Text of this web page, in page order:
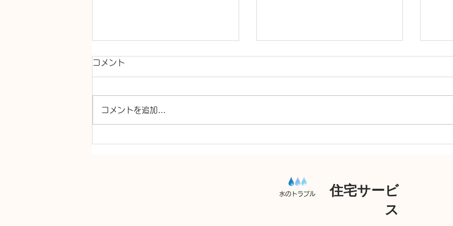
井戸交換 井戸
コメント
コメントを追加…
住宅サービ
ス
水のトラブル